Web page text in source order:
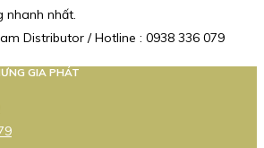
nhanh nhất.
Distributor / Hotline : 0938 336 079
GIA PHÁT